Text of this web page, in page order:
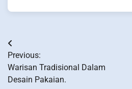
Post
navigation
Previous:
Warisan Tradisional Dalam
Desain Pakaian.